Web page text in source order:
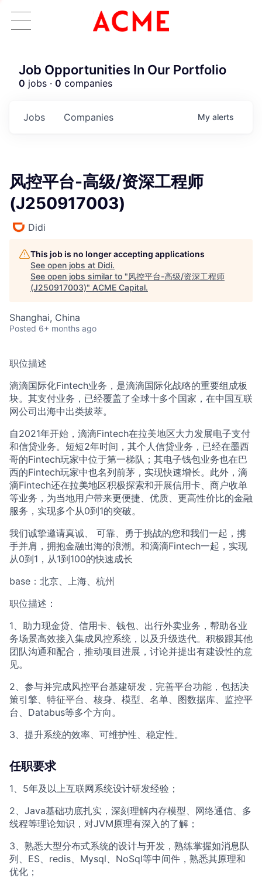
Job Opportunities In Our Portfolio
0 jobs · 0 companies
Jobs Companies My alerts
风控平台-高级/资深工程师
(J250917003)
Didi
This job is no longer accepting applications
See open jobs at Didi.
See open jobs similar to "风控平台-高级/资深工程师
(J250917003)" ACME Capital.
Shanghai, China
Posted 6+ months ago
职位描述
滴滴国际化Fintech业务，是滴滴国际化战略的重要组成板
块。其支付业务，已经覆盖了全球十多个国家，在中国互联
网公司出海中出类拔萃。
自2021年开始，滴滴Fintech在拉美地区大力发展电子支付
和信贷业务。短短2年时间，其个人信贷业务，已经在墨西
哥的Fintech玩家中位于第一梯队；其电子钱包业务也在巴
西的Fintech玩家中也名列前茅，实现快速增长。此外，滴
滴Fintech还在拉美地区积极探索和开展信用卡、商户收单
等业务，为当地用户带来更便捷、优质、更高性价比的金融
服务，实现多个从0到1的突破。
我们诚挚邀请真诚、 可靠、勇于挑战的您和我们一起，携
手并肩，拥抱金融出海的浪潮。和滴滴Fintech一起，实现
从0到1，从1到100的快速成长
base：北京、上海、杭州
职位描述：
1、助力现金贷、信用卡、钱包、出行外卖业务，帮助各业
务场景高效接入集成风控系统，以及升级迭代。积极跟其他
团队沟通和配合，推动项目进展，讨论并提出有建设性的意
见。
2、参与并完成风控平台基建研发，完善平台功能，包括决
策引擎、特征平台、核身、模型、名单、图数据库、监控平
台、Databus等多个方向。
3、提升系统的效率、可维护性、稳定性。
任职要求
1、5年及以上互联网系统设计研发经验；
2、Java基础功底扎实，深刻理解内存模型、网络通信、多
线程等理论知识，对JVM原理有深入的了解；
3、熟悉大型分布式系统的设计与开发，熟练掌握如消息队
列、ES、redis、Mysql、NoSql等中间件，熟悉其原理和
优化；